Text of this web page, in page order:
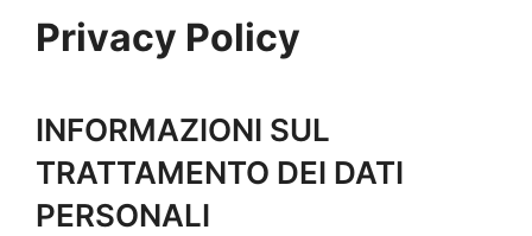
Privacy Policy
INFORMAZIONI SUL
TRATTAMENTO DEI DATI
PERSONALI